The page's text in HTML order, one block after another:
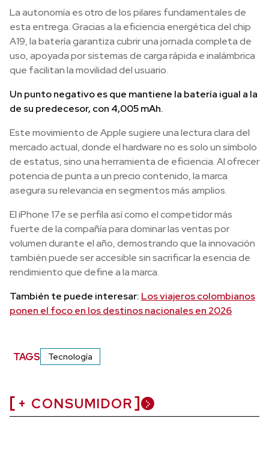
La autonomía es otro de los pilares fundamentales de
esta entrega. Gracias a la eficiencia energética del chip
A19, la batería garantiza cubrir una jornada completa de
uso, apoyada por sistemas de carga rápida e inalámbrica
que facilitan la movilidad del usuario.
Un punto negativo es que mantiene la batería igual a la
de su predecesor, con 4,005 mAh.
Este movimiento de Apple sugiere una lectura clara del
mercado actual, donde el hardware no es solo un símbolo
de estatus, sino una herramienta de eficiencia. Al ofrecer
potencia de punta a un precio contenido, la marca
asegura su relevancia en segmentos más amplios.
El iPhone 17e se perfila así como el competidor más
fuerte de la compañía para dominar las ventas por
volumen durante el año, demostrando que la innovación
también puede ser accesible sin sacrificar la esencia de
rendimiento que define a la marca.
También te puede interesar: Los viajeros colombianos
ponen el foco en los destinos nacionales en 2026
TAGS Tecnología
+ CONSUMIDOR